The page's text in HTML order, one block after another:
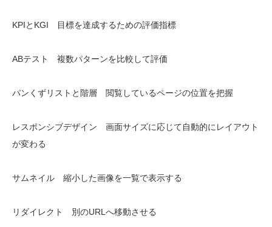
KPIとKGI 目標を達成するための評価指標
ABテスト 複数パターンを比較して評価
パンくずリストと階層 閲覧しているページの位置を把握
レスポンシブデザイン 画面サイズに応じて自動的にレイアウト
が変わる
サムネイル 縮小した画像を一覧で表示する
リダイレクト 別のURLへ移動させる